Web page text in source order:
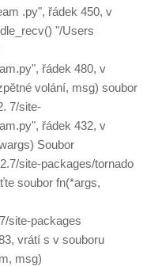
.py", řádek 450, v
"/Users
řádek 480, v
volání, msg) soubor
7/site-
řádek 432, v
Soubor
site-packages/tornado
soubor fn(*args,
site-packages
vrátí s v souboru
msg)